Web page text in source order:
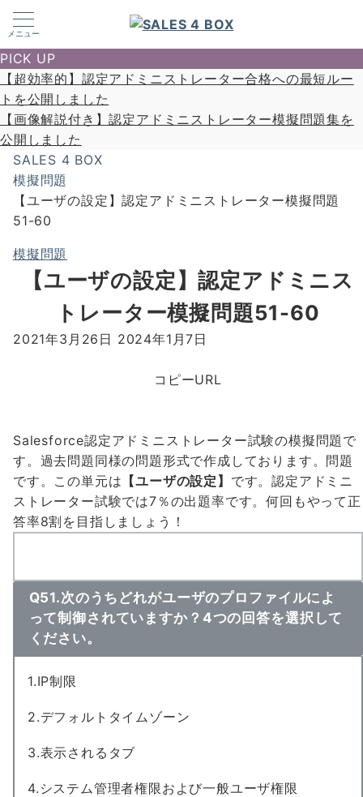
メニュー
PICK UP
【超効率的】認定アドミニストレーター合格への最短ルー
トを公開しました
【画像解説付き】認定アドミニストレーター模擬問題集を
公開しました
SALES 4 BOX
模擬問題
【ユーザの設定】認定アドミニストレーター模擬問題
51-60
模擬問題
【ユーザの設定】認定アドミニス
トレーター模擬問題51-60
2021年3月26日 2024年1月7日
コピーURL
Salesforce認定アドミニストレーター試験の模擬問題で
す。過去問題同様の問題形式で作成しております。問題
です。この単元は 【ユーザの設定】 です。認定アドミニ
ストレーター試験では7％の出題率です。何回もやって 正
答率8割 を目指しましょう！
Q51.次のうちどれがユーザのプロファイルによ
って制御されていますか？4つの回答を選択して
ください。
1.IP制限
2.デフォルトタイムゾーン
3.表示されるタブ
4.システム管理者権限および一般ユーザ権限